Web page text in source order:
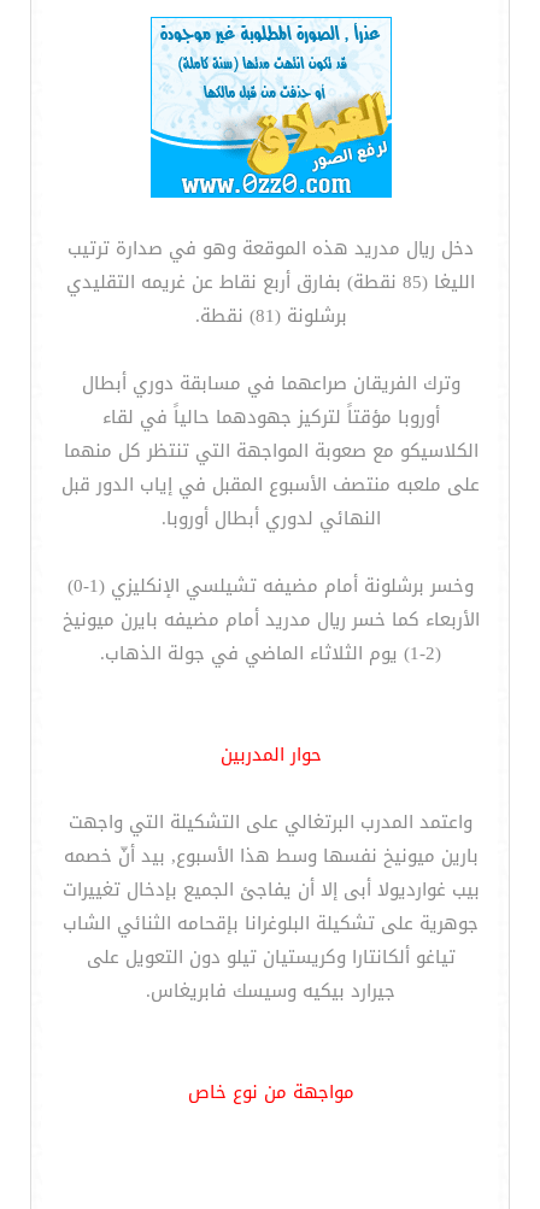
دخل ريال مدريد هذه الموقعة وهو في صدارة ترتيب
الليغا (85 نقطة) بفارق أربع نقاط عن غريمه التقليدي
برشلونة (81) نقطة.
وترك الفريقان صراعهما في مسابقة دوري أبطال
أوروبا مؤقتاً لتركيز جهودهما حالياً في لقاء
الكلاسيكو مع صعوبة المواجهة التي تنتظر كل منهما
على ملعبه منتصف الأسبوع المقبل في إياب الدور قبل
النهائي لدوري أبطال أوروبا.
وخسر برشلونة أمام مضيفه تشيلسي الإنكليزي (1-0)
الأربعاء كما خسر ريال مدريد أمام مضيفه بايرن ميونيخ
(2-1) يوم الثلاثاء الماضي في جولة الذهاب.
حوار المدربين
واعتمد المدرب البرتغالي على التشكيلة التي واجهت
بارين ميونيخ نفسها وسط هذا الأسبوع, بيد أنّ خصمه
بيب غوارديولا أبى إلا أن يفاجئ الجميع بإدخال تغييرات
جوهرية على تشكيلة البلوغرانا بإقحامه الثنائي الشاب
تياغو ألكانتارا وكريستيان تيلو دون التعويل على
جيرارد بيكيه وسيسك فابريغاس.
مواجهة من نوع خاص